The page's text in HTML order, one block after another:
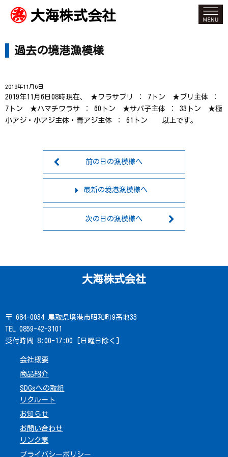
大海株式会社
過去の境港漁模様
2019年11月6日
2019年11月6日08時現在、 ★ワラサブリ ： 7トン ★ブリ主体 ：
7トン ★ハマチワラサ ： 60トン ★サバ子主体 ： 33トン ★極
小アジ・小アジ主体・青アジ主体 ： 61トン 以上です。
前の日の漁模様へ
最新の境港漁模様へ
次の日の漁模様へ
大海株式会社
〒 684-0034 鳥取県境港市昭和町9番地33
TEL 0859-42-3101
受付時間 8:00-17:00 [日曜日除く]
会社概要
商品紹介
SDGsへの取組
リクルート
お知らせ
お問い合わせ
リンク集
プライバシーポリシー